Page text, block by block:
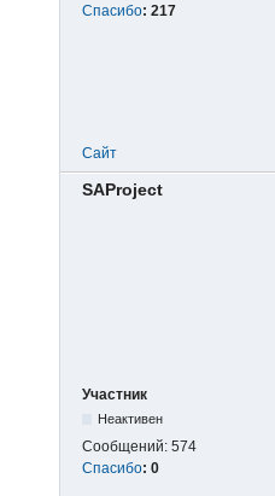
Спасибо: 217
Сайт
SAProject
Участник
Неактивен
Сообщений: 574
Спасибо: 0